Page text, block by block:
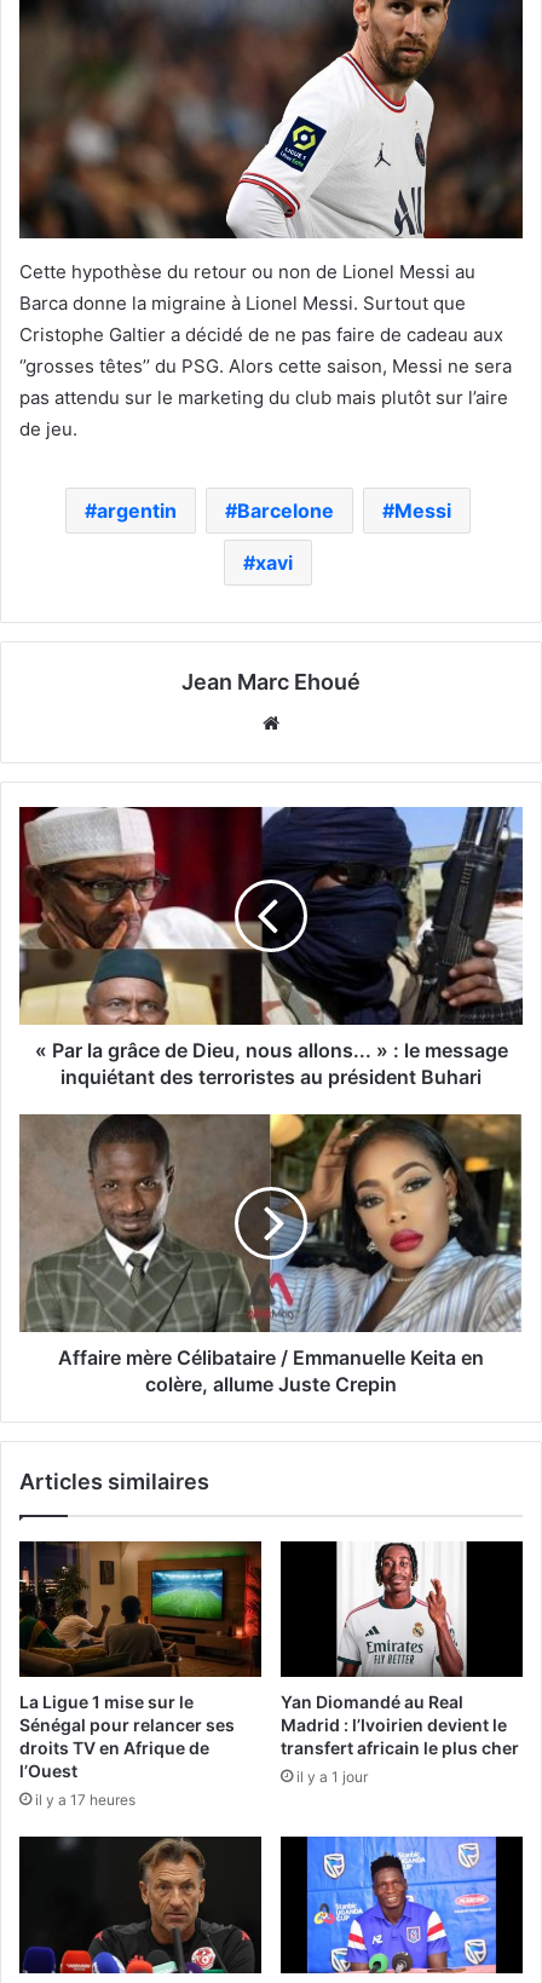
Cette hypothèse du retour ou non de Lionel Messi au
Barca donne la migraine à Lionel Messi. Surtout que
Cristophe Galtier a décidé de ne pas faire de cadeau aux
‘’grosses têtes’’ du PSG. Alors cette saison, Messi ne sera
pas attendu sur le marketing du club mais plutôt sur l’aire
de jeu.
argentin Barcelone Messi
xavi
Jean Marc Ehoué
« Par la grâce de Dieu, nous allons... » : le message
inquiétant des terroristes au président Buhari
Affaire mère Célibataire / Emmanuelle Keita en
colère, allume Juste Crepin
Articles similaires
La Ligue 1 mise sur le
Sénégal pour relancer ses
droits TV en Afrique de
l’Ouest
il y a 17 heures
Yan Diomandé au Real
Madrid : l’Ivoirien devient le
transfert africain le plus cher
il y a 1 jour